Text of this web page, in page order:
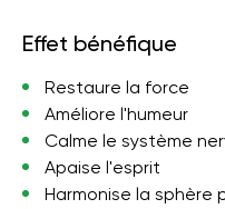
Effet bénéfique
Restaure la force
Améliore l'humeur
Calme le système
Apaise l'esprit
Harmonise la sphère